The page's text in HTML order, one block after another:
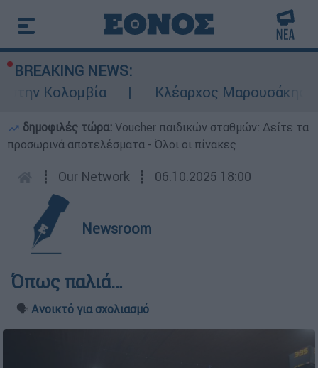
BREAKING NEWS:
Κολομβία
Κλέαρχος Μαρουσάκης:
δημοφιλές τώρα: Voucher παιδικών σταθμών: Δείτε τα
προσωρινά αποτελέσματα - Όλοι οι πίνακες
┋ Our Network ┋ 06.10.2025 18:00
Newsroom
Όπως παλιά…
🗣️ Ανοικτό για σχολιασμό